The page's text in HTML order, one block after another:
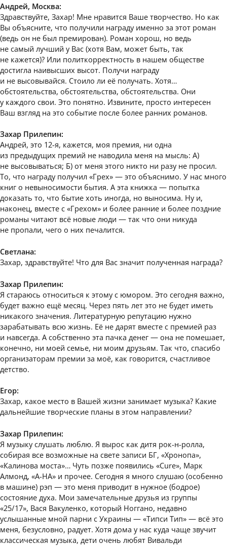
Андрей, Москва:
Здравствуйте, Захар! Мне нравится Ваше творчество. Но как
Вы объясните, что получили награду именно за этот роман
(ведь он не был премирован). Роман хорош, но ведь
не самый лучший у Вас (хотя Вам, может быть, так
не кажется)? Или политкорректность в нашем обществе
достигла наивысших высот. Получи награду
и не высовывайся. Стоило ли её получать. Хотя…
обстоятельства, обстоятельства, обстоятельства. Они
у каждого свои. Это понятно. Извините, просто интересен
Ваш взгляд на это событие после более ранних романов.
Захар Прилепин:
Андрей, это 12-я, кажется, моя премия, ни одна
из предыдущих премий не наводила меня на мысль: А)
не высовываться; Б) от меня этого никто ни разу не просил.
То, что награду получил «Грех» — это объяснимо. У нас много
книг о невыносимости бытия. А эта книжка — попытка
доказать то, что бытие хоть иногда, но выносима. Ну и,
наконец, вместе с «Грехом» и более ранние и более поздние
романы читают всё новые люди — так что они никуда
не пропали, чего о них печалится.
Светлана:
Захар, здравствуйте! Что для Вас значит полученная награда?
Захар Прилепин:
Я стараюсь относиться к этому с юмором. Это сегодня важно,
будет важно ещё месяц. Через пять лет это не будет иметь
никакого значения. Литературную репутацию нужно
зарабатывать всю жизнь. Её не дарят вместе с премией раз
и навсегда. А собственно эта пачка денег — она не помешает,
конечно, ни моей семье, ни моим друзьям. Так что, спасибо
организаторам премии за моё, как говорится, счастливое
детство.
Егор:
Захар, какое место в Вашей жизни занимает музыка? Какие
дальнейшие творческие планы в этом направлении?
Захар Прилепин:
Я музыку слушать люблю. Я вырос как дитя рок-н-ролла,
собирая все возможные на свете записи БГ, «Хронопа»,
«Калинова моста»… Чуть позже появились «Cure», Марк
Алмонд, «А-HA» и прочее. Сегодня я много слушаю (особенно
в машине) рэп — это меня приводит в нужное (бодрое)
состояние духа. Мои замечательные друзья из группы
«25/17», Вася Вакуленко, который Ноггано, недавно
услышанные мной парни с Украины — «Типси Тип» — всё это
меня, безусловно, радует. Хотя дома у нас куда чаще звучит
классическая музыка, дети очень любят Вивальди